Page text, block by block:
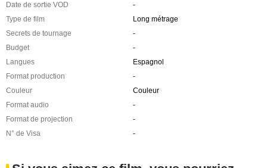
Date de sortie VOD
-
Type de film
Long métrage
Secrets de tournage
-
Budget
-
Langues
Espagnol
Format production
-
Couleur
Couleur
Format audio
-
Format de projection
-
N° de Visa
-